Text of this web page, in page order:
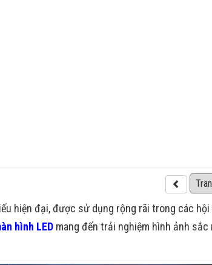
hiện đại, được sử dụng rộng rãi trong các
hình LED mang đến trải nghiệm hình ảnh